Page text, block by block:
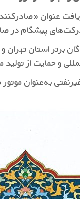
پیشگام در
برتر استان
و حمایت از
به‌عنوان